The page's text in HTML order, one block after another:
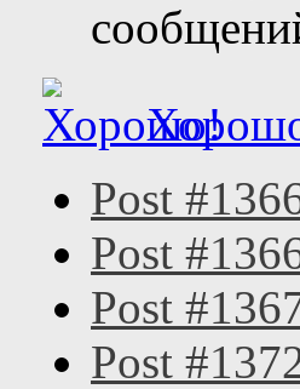
Post
Post
Post
Post